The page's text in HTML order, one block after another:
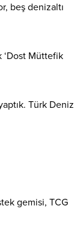
beş denizaltı
‘Dost Müttefik
Türk Deniz
gemisi, TCG